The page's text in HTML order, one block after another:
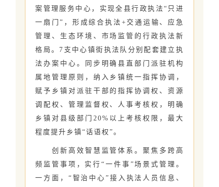
案管理服务中心，实现全县行政执法“只进
一扇门”，形成综合执法+交通运输、应急
管理、生态环境、市场监管的行政执法新
格局。7支中心镇街执法队分别配套建立执
法办案中心。同步明确县直部门派驻机构
属地管理原则，纳入乡镇统一指挥协调，
赋予乡镇对派驻干部的指挥协调权、资源
调配权、管理监督权、人事考核权，明确
乡镇对县级部门20%以上考核权限，最大
程度提升乡镇“话语权”。
创新高效智慧监管体系。聚焦多跨高
频监管事项，实行“一件事”场景式管理。
一方面，“智治中心”接入执法人员信息、